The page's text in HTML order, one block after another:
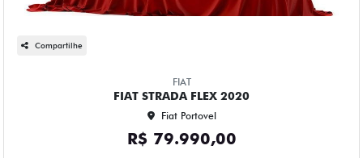
Compartilhe
FIAT
FIAT STRADA FLEX 2020
Fiat Portovel
R$ 79.990,00